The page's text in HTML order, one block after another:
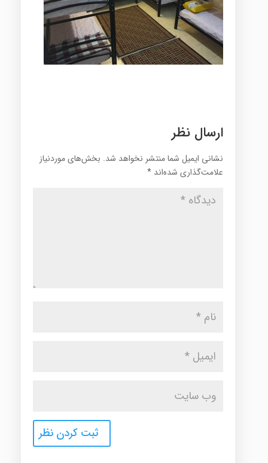
ارسال نظر
نشانی ایمیل شما منتشر نخواهد شد. بخش‌های موردنیاز
علامت‌گذاری شده‌اند *